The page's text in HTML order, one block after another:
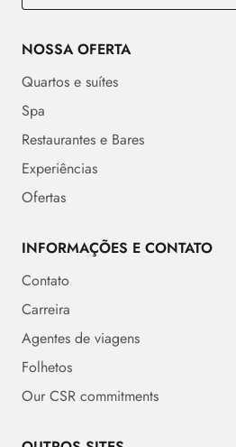
NOSSA OFERTA
Quartos e suítes
Spa
Restaurantes e Bares
Experiências
Ofertas
INFORMAÇÕES E CONTATO
Contato
Carreira
Agentes de viagens
Folhetos
Our CSR commitments